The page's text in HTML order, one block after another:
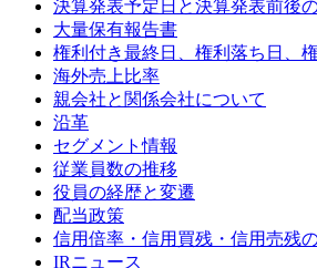
決算発表予定日と決算発表前後
大量保有報告書
権利付き最終日、権利落ち日、
海外売上比率
親会社と関係会社について
沿革
セグメント情報
従業員数の推移
役員の経歴と変遷
配当政策
信用倍率・信用買残・信用売残
IRニュース